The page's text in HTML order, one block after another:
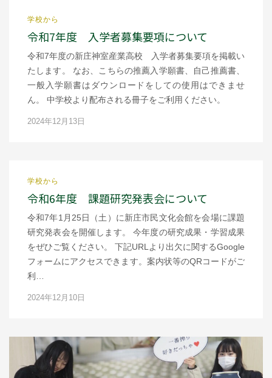
学校から
令和7年度 入学者募集要項について
令和7年度の新庄神室産業高校 入学者募集要項を掲載い
たします。 なお、こちらの推薦入学願書、自己推薦書、
一般入学願書はダウンロードをしての使用はできませ
ん。 中学校より配布される冊子をご利用ください。
2024年12月13日
学校から
令和6年度 課題研究発表会について
令和7年1月25日（土）に新庄市民文化会館を会場に課題
研究発表会を開催します。 今年度の研究成果・学習成果
をぜひご覧ください。 下記URLより出欠に関するGoogle
フォームにアクセスできます。案内状等のQRコードがご
利…
2024年12月10日